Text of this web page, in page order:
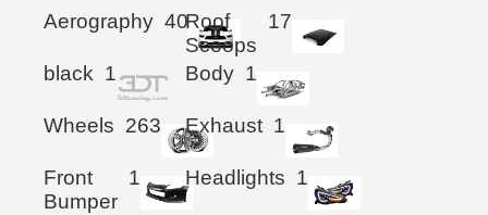
Aerography 40Roof
Scoops
17
black 1 Body 1
Wheels 263 Exhaust 1
Front
Bumper
1 Headlights 1